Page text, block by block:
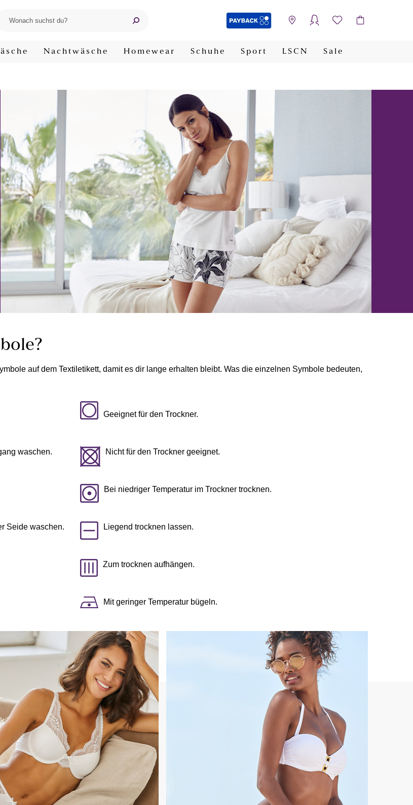
Nachtwäsche Homewear Schuhe Sport LSCN Sale
auf dem Textiletikett, damit es dir lange erhalten bleibt. Was die einzelnen Symbole bedeuten,
waschen.
Seide waschen.
Geeignet für den Trockner.
Nicht für den Trockner geeignet.
Bei niedriger Temperatur im Trockner trocknen.
Liegend trocknen lassen.
Zum trocknen aufhängen.
Mit geringer Temperatur bügeln.